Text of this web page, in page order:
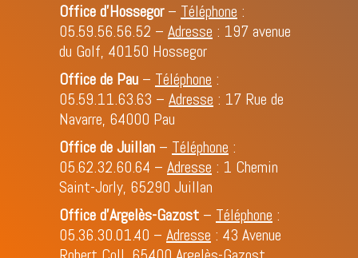
Office d’Hossegor– Téléphone :
05.59.56.56.52 – Adresse : 197 avenue
du Golf, 40150 Hossegor
Office de Pau – Téléphone :
05.59.11.63.63 – Adresse : 17 Rue de
Navarre, 64000 Pau
Office de Juillan – Téléphone :
05.62.32.60.64 – Adresse : 1 Chemin
Saint-Jorly, 65290 Juillan
Office d'Argelès-Gazost – Téléphone :
05.36.30.01.40 – Adresse : 43 Avenue